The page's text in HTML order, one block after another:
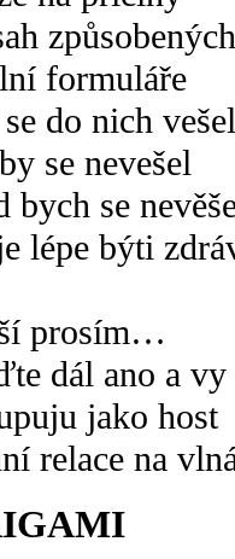
formuláře
do nich
se nevešel
bych se
lépe býti
prosím…
dál ano a
jako host
relace na